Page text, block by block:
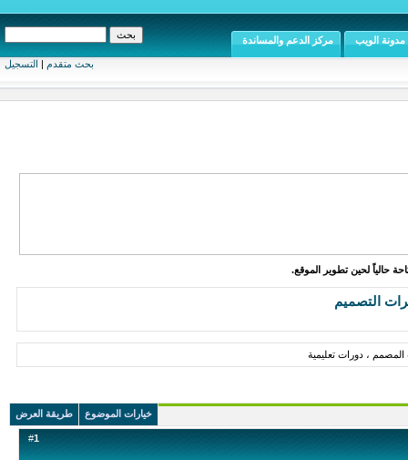
بحث متقدم | التسجيل
مدونة الويب مركز الدعم والمساندة
حالياً لحين تطوير الموقع.
التصميم
، دورات تعليمية
خيارات الموضوع طريقة العرض
#1